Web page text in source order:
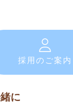
採用のご案内
に